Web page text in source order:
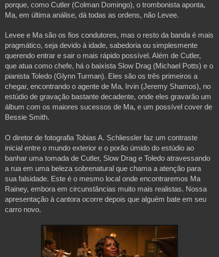
porque, como Cutler (Colman Domingo), o trombonista aponta,
Ma, em última análise, dá todas as ordens, não Levee.
Levee e Ma são os fios condutores, mas o resto da banda é mais
pragmático, seja devido à idade, sabedoria ou simplesmente
querendo entrar e sair o mais rápido possível. Além de Cutler,
que atua como chefe, há o baixista Slow Drag (Michael Potts) e o
pianista Toledo (Glynn Turman). Eles são os três primeiros a
chegar, encontrando o agente de Ma, Irvin (Jeremy Shamos), no
estúdio de gravação bastante decadente, onde eles gravarão um
álbum com os maiores sucessos de Ma, e um possível cover de
Bessie Smith.
O diretor de fotografia Tobias A. Schliessler faz um contraste
inicial entre o mundo exterior e o porão úmido do estúdio ao
banhar uma tomada de Cutler, Slow Drag e Toledo atravessando
a rua em uma beleza sobrenatural que chama a atenção para
sua falsidade. Este é o mesmo local onde encontraremos Ma
Rainey, embora em circunstâncias muito mais realistas. Nossa
apresentação à cantora ocorre depois que alguém bate em seu
carro novo.